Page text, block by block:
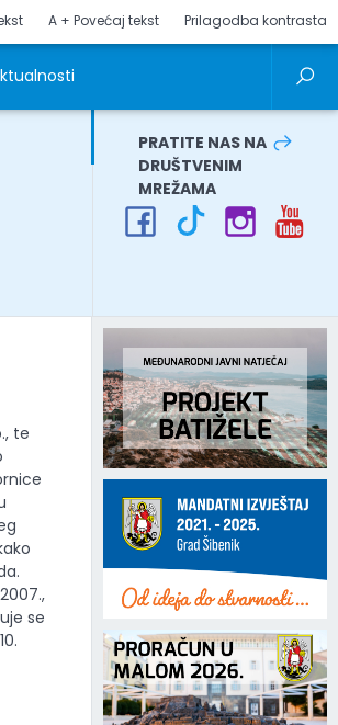
A + Povećaj tekst Prilagodba kontrasta
PRATITE NAS NA
DRUŠTVENIM
MREŽAMA
te
se